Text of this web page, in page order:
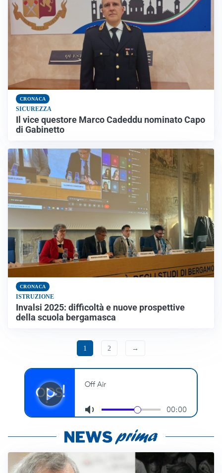
CRONACA
SICUREZZA
Il vice questore Marco Cadeddu nominato Capo
di Gabinetto
CRONACA
ISTRUZIONE
Invalsi 2025: difficoltà e nuove prospettive
della scuola bergamasca
1 2 →